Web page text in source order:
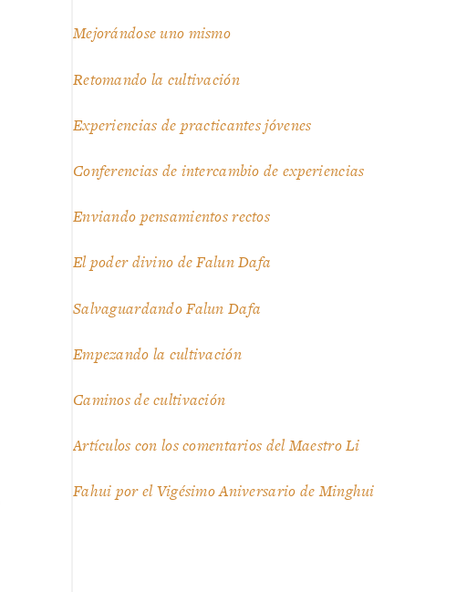
Mejorándose uno mismo
Retomando la cultivación
Experiencias de practicantes jóvenes
Conferencias de intercambio de experiencias
Enviando pensamientos rectos
El poder divino de Falun Dafa
Salvaguardando Falun Dafa
Empezando la cultivación
Caminos de cultivación
Artículos con los comentarios del Maestro Li
Fahui por el Vigésimo Aniversario de Minghui